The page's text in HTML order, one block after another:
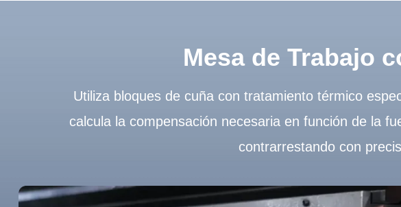
Mesa de Trabajo
Utiliza bloques de cuña con tratamiento térmico
calcula la compensación necesaria en función de la
contrarrestando con